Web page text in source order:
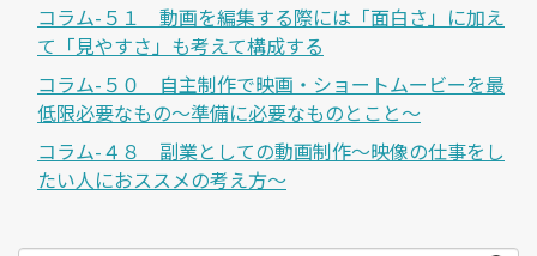
コラム-５１ 動画を編集する際には「面白さ」に加え
て「見やすさ」も考えて構成する
コラム-５０ 自主制作で映画・ショートムービーを最
低限必要なもの～準備に必要なものとこと～
コラム-４８ 副業としての動画制作～映像の仕事をし
たい人におススメの考え方～